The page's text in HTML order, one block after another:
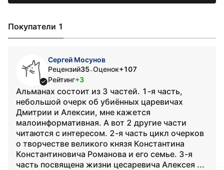
Покупатели 1
Сергей Мосунов
Рецензий35•Оценок+107
Рейтинг+3
Альманах состоит из 3 частей. 1-я часть,
небольшой очерк об убиённых царевичах
Дмитрии и Алексии, мне кажется
малоинформативная. А вот 2 другие части
читаются с интересом. 2-я часть цикл очерков
о творчестве великого князя Константина
Константиновича Романова и его семье. 3-я
часть посвящена жизни цесаревича Алексея ...